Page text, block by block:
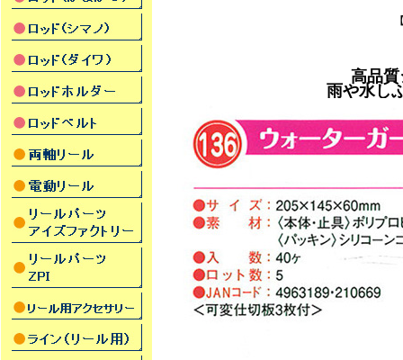
高品
雨や水し